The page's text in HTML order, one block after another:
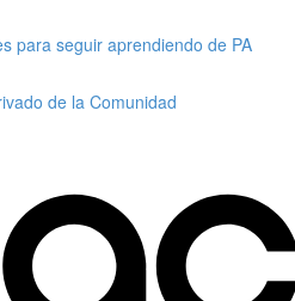
para seguir aprendiendo de PA
de la Comunidad